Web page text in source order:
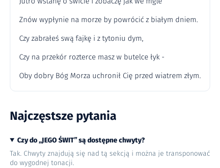
Znów wypłynie na morze by powrócić z białym dniem.
Czy zabrałeś swą fajkę i z tytoniu dym,
Czy na przekór rozterce masz w butelce łyk -
Oby dobry Bóg Morza uchronił Cię przed wiatrem złym.
Najczęstsze pytania
Czy do „JEGO ŚWIT” są dostępne chwyty?
Tak. Chwyty znajdują się nad tą sekcją i można je transponować
do wygodnej tonacji.